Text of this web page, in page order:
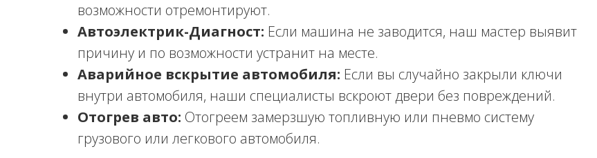
возможности отремонтируют.
Автоэлектрик-Диагност: Если машина не заводится, наш мастер выявит
причину и по возможности устранит на месте.
Аварийное вскрытие автомобиля: Если вы случайно закрыли ключи
внутри автомобиля, наши специалисты вскроют двери без повреждений.
Отогрев авто: Отогреем замерзшую топливную или пневмо систему
грузового или легкового автомобиля.